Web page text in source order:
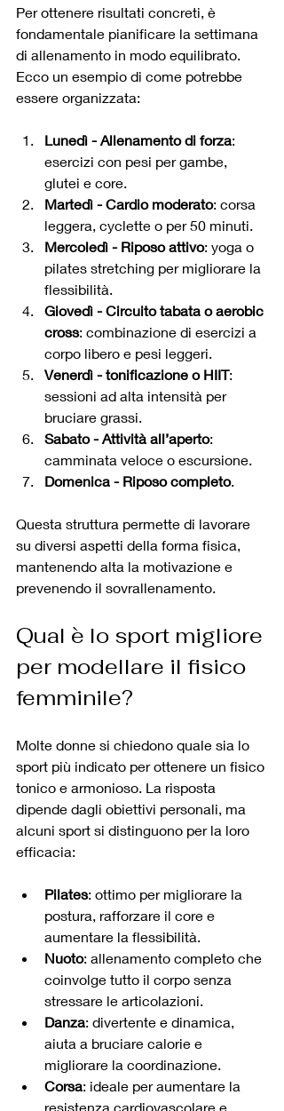
Per ottenere risultati concreti, è
fondamentale pianificare la settimana
di allenamento in modo equilibrato.
Ecco un esempio di come potrebbe
essere organizzata:
Lunedì - Allenamento di forza:
esercizi con pesi per gambe,
glutei e core.
Martedì - Cardio moderato: corsa
leggera, cyclette o per 50 minuti.
Mercoledì - Riposo attivo: yoga o
pilates stretching per migliorare la
flessibilità.
Giovedì - Circuito tabata o aerobic
cross: combinazione di esercizi a
corpo libero e pesi leggeri.
Venerdì - tonificazione o HIIT:
sessioni ad alta intensità per
bruciare grassi.
Sabato - Attività all’aperto:
camminata veloce o escursione.
Domenica - Riposo completo.
Questa struttura permette di lavorare
su diversi aspetti della forma fisica,
mantenendo alta la motivazione e
prevenendo il sovrallenamento.
Qual è lo sport migliore
per modellare il fisico
femminile?
Molte donne si chiedono quale sia lo
sport più indicato per ottenere un fisico
tonico e armonioso. La risposta
dipende dagli obiettivi personali, ma
alcuni sport si distinguono per la loro
efficacia:
Pilates: ottimo per migliorare la
postura, rafforzare il core e
aumentare la flessibilità.
Nuoto: allenamento completo che
coinvolge tutto il corpo senza
stressare le articolazioni.
Danza: divertente e dinamica,
aiuta a bruciare calorie e
migliorare la coordinazione.
Corsa: ideale per aumentare la
resistenza cardiovascolare e